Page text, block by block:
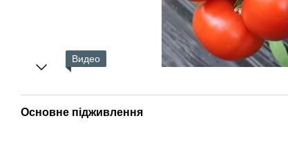
Видео
Основне підживлення